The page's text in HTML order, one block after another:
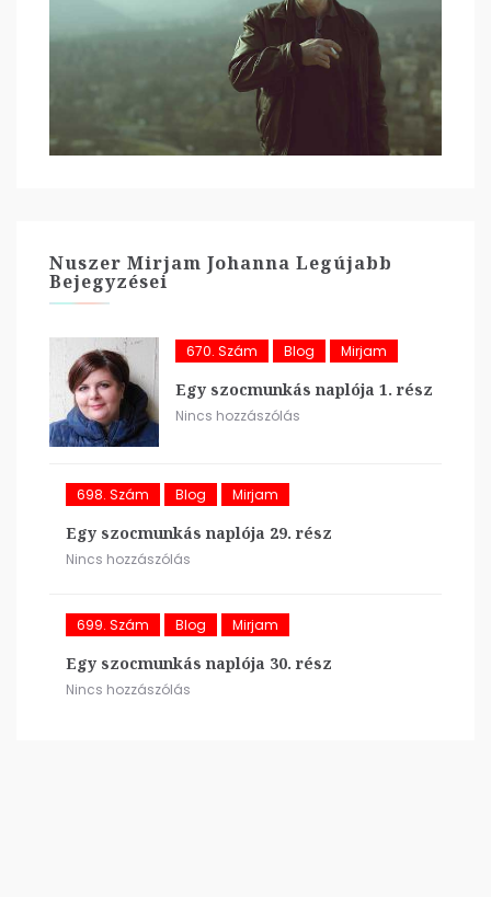
Nuszer Mirjam Johanna Legújabb
Bejegyzései
670. Szám Blog Mirjam
Egy szocmunkás naplója 1. rész
Nincs hozzászólás
698. Szám Blog Mirjam
Egy szocmunkás naplója 29. rész
Nincs hozzászólás
699. Szám Blog Mirjam
Egy szocmunkás naplója 30. rész
Nincs hozzászólás